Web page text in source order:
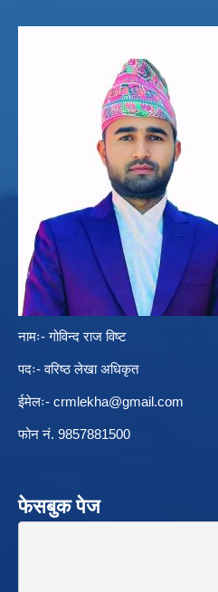
नामः- गोविन्द राज विष्ट
पदः- वरिष्ठ लेखा अधिकृत
ईमेलः- crmlekha@gmail.com
फोन नं. 9857881500
फेसबुक पेज